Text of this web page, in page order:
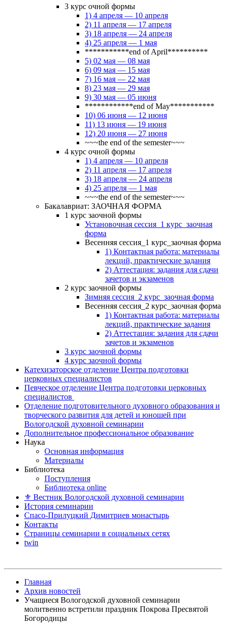
3 курс очной формы
1) 4 апреля — 10 апреля
2) 11 апреля — 17 апреля
3) 18 апреля — 24 апреля
4) 25 апреля — 1 мая
***********end of April**********
5) 02 мая — 08 мая
6) 09 мая — 15 мая
7) 16 мая — 22 мая
8) 23 мая — 29 мая
9) 30 мая — 05 июня
************end of May***********
10) 06 июня — 12 июня
11) 13 июня — 19 июня
12) 20 июня — 27 июня
~~~the end of the semester~~~
4 курс очной формы
1) 4 апреля — 10 апреля
2) 11 апреля — 17 апреля
3) 18 апреля — 24 апреля
4) 25 апреля — 1 мая
~~~the end of the semester~~~
Бакалавриат: ЗАОЧНАЯ ФОРМА
1 курс заочной формы
Установочная сессия_1 курс_заочная
форма
Весенняя сессия_1 курс_заочная форма
1) Контактная работа: материалы
лекций, практические задания
2) Аттестация: задания для сдачи
зачетов и экзаменов
2 курс заочной формы
Зимняя сессия_2 курс_заочная форма
Весенняя сессия_2 курс_заочная форма
1) Контактная работа: материалы
лекций, практические задания
2) Аттестация: задания для сдачи
зачетов и экзаменов
3 курс заочной формы
4 курс заочной формы
Катехизаторское отделение Центра подготовки
церковных специалистов
Певческое отделение Центра подготовки церковных
специалистов
Отделение подготовительного духовного образования и
творческого развития для детей и юношей при
Вологодской духовной семинарии
Дополнительное профессиональное образование
Наука
Основная информация
Материалы
Библиотека
Поступления
Библиотека online
⚜ Вестник Вологодской духовной семинарии
История семинарии
Спасо-Прилуцкий Димитриев монастырь
Контакты
Страницы семинарии в социальных сетях
twin
Главная
Архив новостей
Учащиеся Вологодской духовной семинарии
молитвенно встретили праздник Покрова Пресвятой
Богородицы